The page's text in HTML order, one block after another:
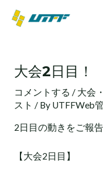
大会2日目！
コメントする / 大会
スト / By UTFFWeb
2日目の動きをご報告
【大会2日目】
ナ
ゲ
シ
ン